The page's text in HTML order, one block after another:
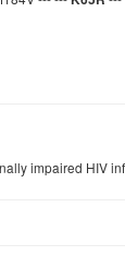
impaired HIV